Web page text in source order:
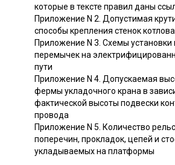
которые в тексте правил даны
Приложение N 2. Допустимая
способы крепления стенок
Приложение N 3. Схемы
перемычек на
пути
Приложение N 4. Допускаемая
фермы укладочного крана в
фактической высоты подвески
провода
Приложение N 5. Количество
поперечин, прокладок, цепей и
укладываемых на платформы